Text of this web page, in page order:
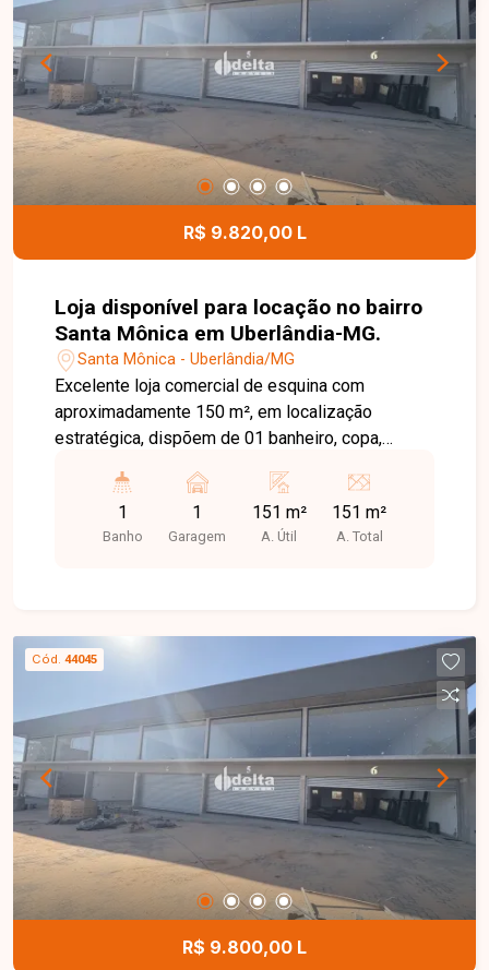
R$ 9.820,00 L
Loja disponível para locação no bairro
Santa Mônica em Uberlândia-MG.
Santa Mônica - Uberlândia/MG
Excelente loja comercial de esquina com
aproximadamente 150 m², em localização
estratégica, dispõem de 01 banheiro, copa,
1
Banho
1
Garagem
151 m²
A. Útil
151 m²
A. Total
Cód. 44045
R$ 9.800,00 L